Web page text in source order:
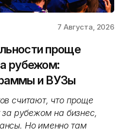
7 Августа, 2026
проще
рубежом:
и ВУЗы
считают, что проще
за рубежом на бизнес,
Но именно там